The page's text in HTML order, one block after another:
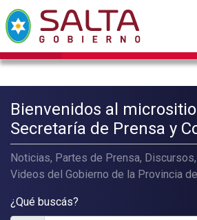
Bienvenidos al
Secretaría de Prensa y
Noticias, Partes de Prensa,
Videos del Gobierno de la Provincia
¿Qué buscás?